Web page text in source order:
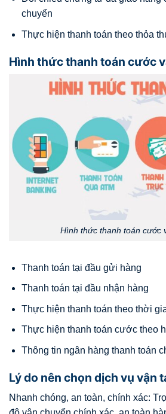
chuyển
Thực hiện thanh toán theo thỏa
Hình thức thanh toán cước
Hình thức thanh toán cước
Thanh toán tại đầu gửi hàng
Thanh toán tại đầu nhận hàng
Thực hiện thanh toán theo thời
Thực hiện thanh toán cước theo
Thông tin ngân hàng thanh toán
Lý do nên chọn dịch vụ vận
Nhanh chóng, an toàn, chính xác: